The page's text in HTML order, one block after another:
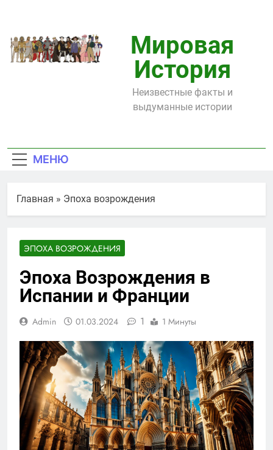
содержимому
Мировая
История
Неизвестные факты и
выдуманные истории
МЕНЮ
Главная » Эпоха возрождения
ЭПОХА ВОЗРОЖДЕНИЯ
Эпоха Возрождения в
Испании и Франции
Admin 01.03.2024 1 1 Минуты